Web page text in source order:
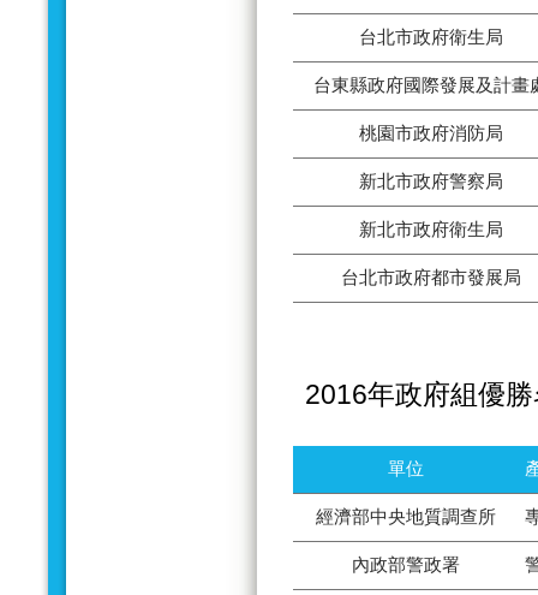
台北市政府衛生局
台東縣政府國際發展及計畫
桃園市政府消防局
新北市政府警察局
新北市政府衛生局
台北市政府都市發展局
2016年政府組優
單位
經濟部中央地質調查所
內政部警政署